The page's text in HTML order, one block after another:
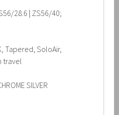
28.6 | ZS56/40;
Tapered, SoloAir,
travel
SILVER